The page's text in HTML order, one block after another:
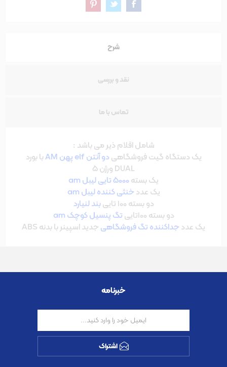
شرح
نقد و بررسی
تماس با ما
شامل اقلام ذیر می باشد :
یک دستگاه گیت فروشگاهیدو آنتن elf پهن AM
با بورد
DUAL ورژن 5
یک بسته5000 تایی لیبل am
یک عددخنثی کننده لیبل am
دو بسته 100 تایی
بند لنیارد
دو بسته 100تایی
تگ پنسیل کوچک am
یک عددجداکننده تگ فروشگاهی جدید اسپینر با بدنه ABS
خبرنامه
اشتراک